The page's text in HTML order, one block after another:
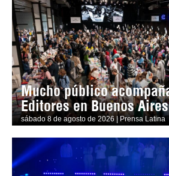
Mucho público
Editores en Buenos Aires
sábado 8 de agosto de 2026 | Prensa Latina